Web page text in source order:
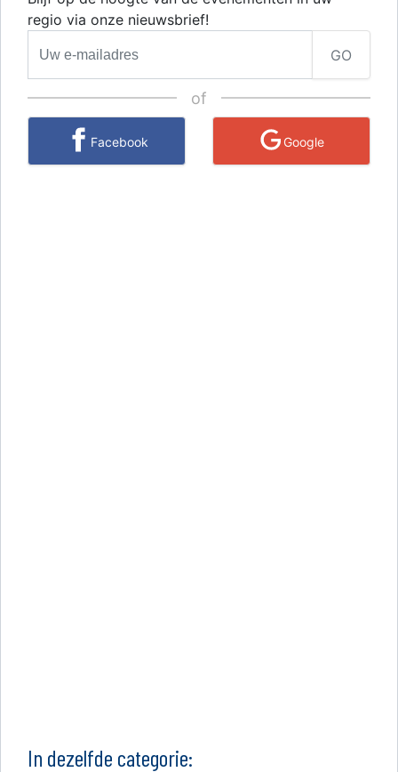
regio via onze nieuwsbrief!
GO
of
Facebook Google
In dezelfde categorie: